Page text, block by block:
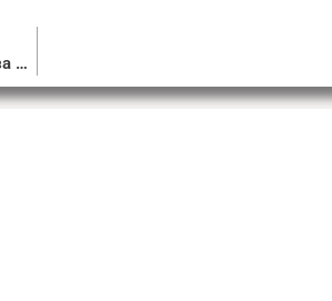
Вшанування пам’яті Кондратюка зміцнює національну свідомість та гордість за досягнення українців